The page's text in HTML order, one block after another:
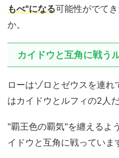
もべ"になる可能性がでて
か。
カイドウと互角に戦う
ローはゾロとゼウスを連
はカイドウとルフィの2人だ
"覇王色の覇気"を纏えるよ
イドウと互角に戦っていま